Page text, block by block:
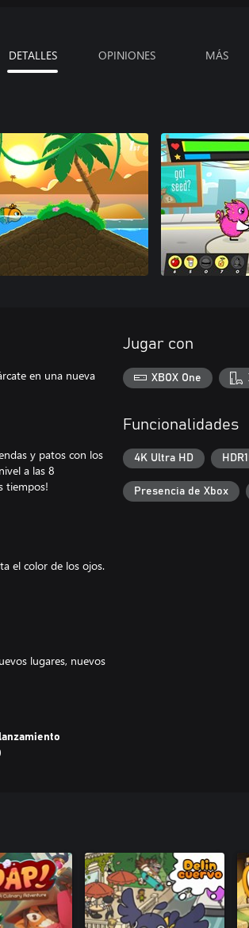
DETALLES OPINIONES MÁS
en una nueva
y patos con los
a las 8
tiempos!
el color de los ojos.
lugares, nuevos
y armas nuevos.
Jugar con
XBOX One
Funcionalidades
4K Ultra HD
Presencia de Xbox